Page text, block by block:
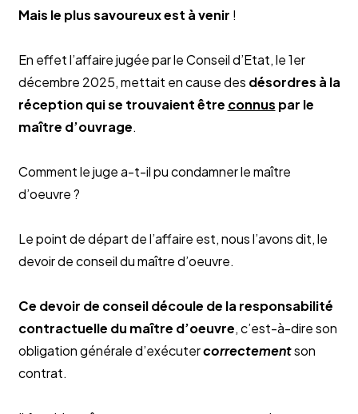
Mais le plus savoureux est à venir !
En effet l’affaire jugée par le Conseil d’Etat, le 1er
décembre 2025, mettait en cause des désordres à la
réception qui se trouvaient être connus par le
maître d’ouvrage.
Comment le juge a-t-il pu condamner le maître
d’oeuvre ?
Le point de départ de l’affaire est, nous l’avons dit, le
devoir de conseil du maître d’oeuvre.
Ce devoir de conseil découle de la responsabilité
contractuelle du maître d’oeuvre, c’est-à-dire son
obligation générale d’exécutercorrectementson
contrat.